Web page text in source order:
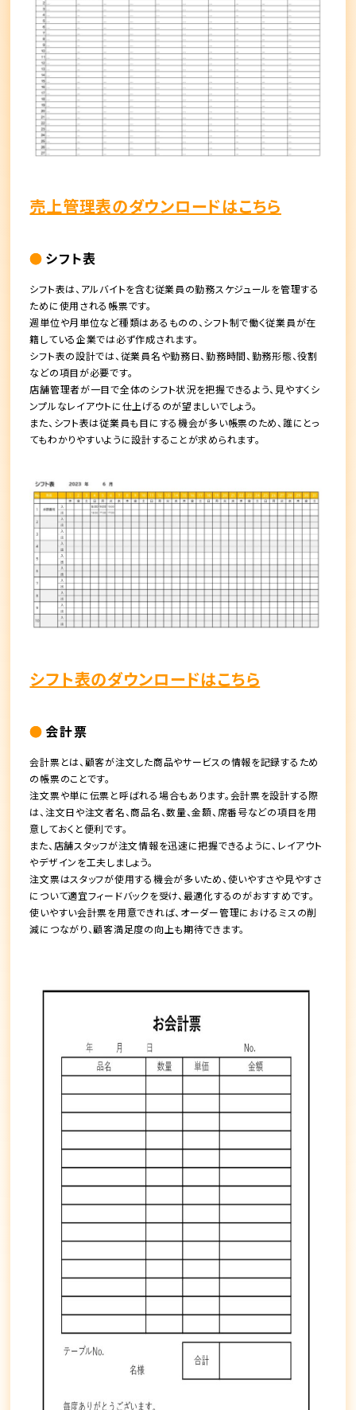
売上管理表のダウンロードはこちら
シフト表
シフト表は、アルバイトを含む従業員の勤務スケジュールを管理する
ために使用される帳票です。
週単位や月単位など種類はあるものの、シフト制で働く従業員が在
籍している企業では必ず作成されます。
シフト表の設計では、従業員名や勤務日、勤務時間、勤務形態、役割
などの項目が必要です。
店舗管理者が一目で全体のシフト状況を把握できるよう、見やすくシ
ンプルなレイアウトに仕上げるのが望ましいでしょう。
また、シフト表は従業員も目にする機会が多い帳票のため、誰にとっ
てもわかりやすいように設計することが求められます。
シフト表のダウンロードはこちら
会計票
会計票とは、顧客が注文した商品やサービスの情報を記録するため
の帳票のことです。
注文票や単に伝票と呼ばれる場合もあります。会計票を設計する際
は、注文日や注文者名、商品名、数量、金額、席番号などの項目を用
意しておくと便利です。
また、店舗スタッフが注文情報を迅速に把握できるように、レイアウト
やデザインを工夫しましょう。
注文票はスタッフが使用する機会が多いため、使いやすさや見やすさ
について適宜フィードバックを受け、最適化するのがおすすめです。
使いやすい会計票を用意できれば、オーダー管理におけるミスの削
減につながり、顧客満足度の向上も期待できます。